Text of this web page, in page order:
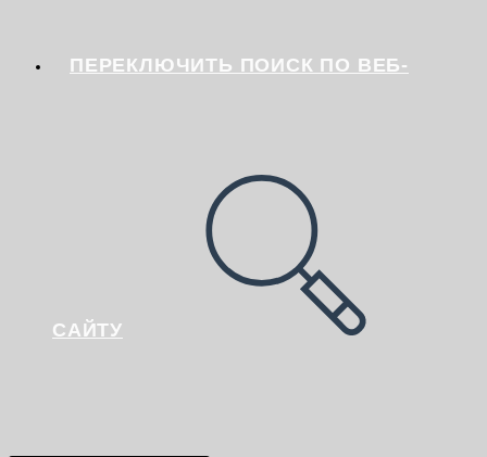
ПЕРЕКЛЮЧИТЬ ПОИСК ПО ВЕБ-
САЙТУ